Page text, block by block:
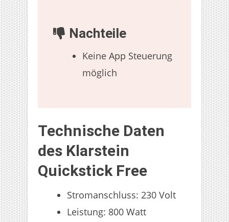
Nachteile
Keine App Steuerung
möglich
Technische Daten
des Klarstein
Quickstick Free
Stromanschluss: 230 Volt
Leistung: 800 Watt